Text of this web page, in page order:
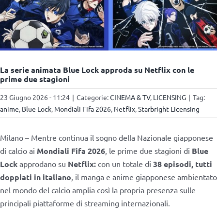
La serie animata Blue Lock approda su Netflix con le
prime due stagioni
23 Giugno 2026 - 11:24 | Categorie:CINEMA & TV, LICENSING | Tag:
anime, Blue Lock, Mondiali Fifa 2026, Netflix,Starbright Licensing
Milano – Mentre continua il sogno della Nazionale giapponese
di calcio ai Mondiali Fifa 2026, le prime due stagioni di Blue
Lock approdano su Netflix: con un totale di 38 episodi, tutti
doppiati in italiano, il manga e anime giapponese ambientato
nel mondo del calcio amplia così la propria presenza sulle
principali piattaforme di streaming internazionali.